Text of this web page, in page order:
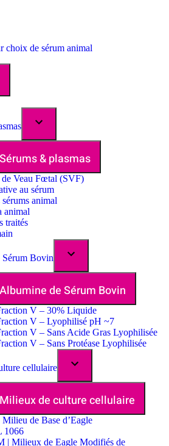
Sérums & plasmas
de Veau Fœtal (SVF)
au sérum
animal
animal
traités
Bovin
Albumine de Sérum Bovin
V – 30% Liquide
V – Lyophilisé pH ~7
V – Sans Acide Gras Lyophilisée
V – Sans Protéase Lyophilisée
cellulaire
Milieux de culture cellulaire
de Base d’Eagle
1066
| Milieux de Eagle Modifiés de